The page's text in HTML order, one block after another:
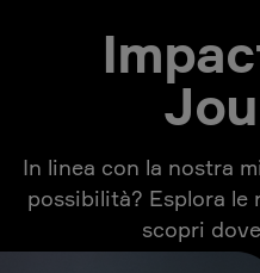
In linea con la nostra
possibilità? Esplora
scopri